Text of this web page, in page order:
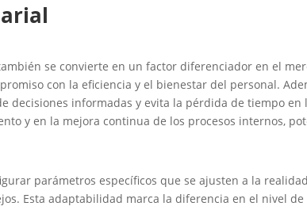
se convierte en un factor diferenciador en el
con la eficiencia y el bienestar del personal.
informadas y evita la pérdida de tiempo en
y en la mejora continua de los procesos internos,
parámetros específicos que se ajusten a la
Esta adaptabilidad marca la diferencia en el nivel de